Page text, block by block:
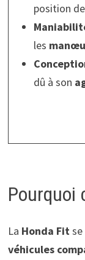
position
les
dû à son
Pourquoi
La Honda Fitse
véhicules